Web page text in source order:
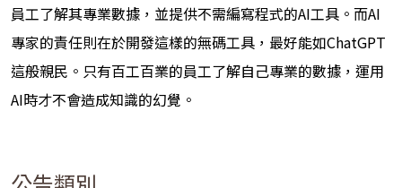
員工了解其專業數據，並提供不需編寫程式的AI工具。而AI
專家的責任則在於開發這樣的無碼工具，最好能如ChatGPT
這般親民。只有百工百業的員工了解自己專業的數據，運用
AI時才不會造成知識的幻覺。